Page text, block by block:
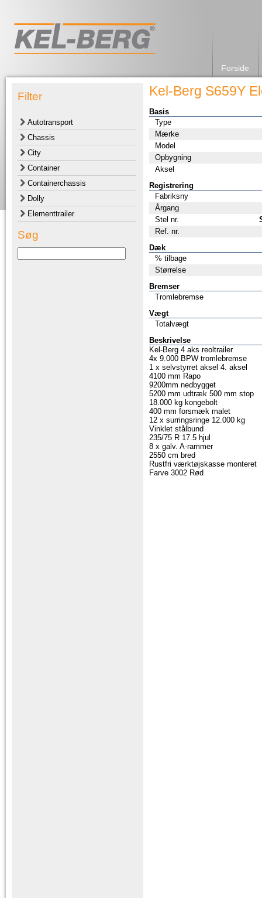
Forside
Filter
Autotransport
Chassis
City
Container
Containerchassis
Dolly
Elementtrailer
Søg
Kel-Berg S659Y
Basis
Type
Mærke
Model
Opbygning
Aksel
Registrering
Fabriksny
Årgang
Stel nr.
Ref. nr.
Dæk
% tilbage
Størrelse
Bremser
Tromlebremse
Vægt
Totalvægt
Beskrivelse
Kel-Berg 4 aks reoltrailer
4x 9.000 BPW tromlebremse
1 x selvstyrret aksel 4. aksel
4100 mm Rapo
9200mm nedbygget
5200 mm udtræk 500 mm stop
18.000 kg kongebolt
400 mm forsmæk malet
12 x surringsringe 12.000 kg
Vinklet stålbund
235/75 R 17.5 hjul
8 x galv. A-rammer
2550 cm bred
Rustfri værktøjskasse monteret
Farve 3002 Rød